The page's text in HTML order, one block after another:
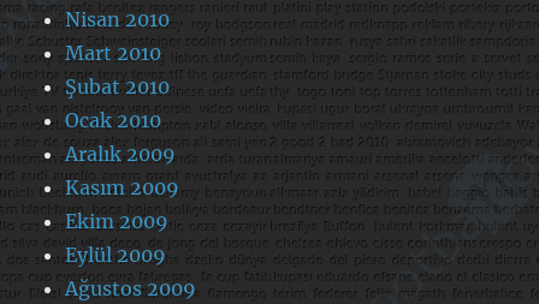
Nisan 2010
Mart 2010
Şubat 2010
Ocak 2010
Aralık 2009
Kasım 2009
Ekim 2009
Eylül 2009
Ağustos 2009